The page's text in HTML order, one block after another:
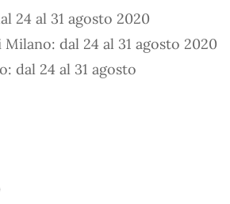
24 al 31 agosto 2020
dal 24 al 31 agosto 2020
dal 24 al 31 agosto